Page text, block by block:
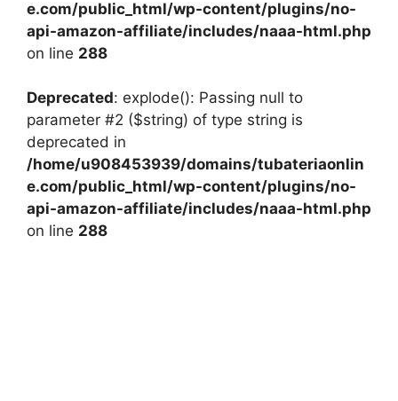
e.com/public_html/wp-content/plugins/no-
api-amazon-affiliate/includes/naaa-html.php
on line 288
Deprecated: explode(): Passing null to
parameter #2 ($string) of type string is
deprecated in
/home/u908453939/domains/tubateriaonlin
e.com/public_html/wp-content/plugins/no-
api-amazon-affiliate/includes/naaa-html.php
on line 288